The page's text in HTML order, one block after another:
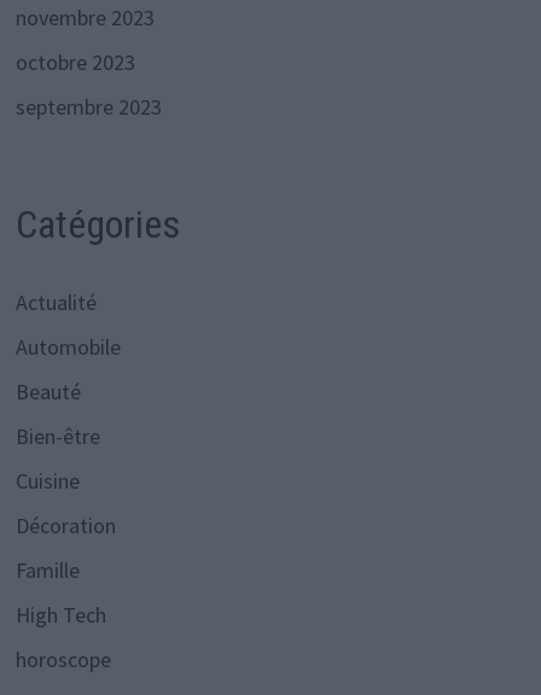
novembre 2023
octobre 2023
septembre 2023
Catégories
Actualité
Automobile
Beauté
Bien-être
Cuisine
Décoration
Famille
High Tech
horoscope